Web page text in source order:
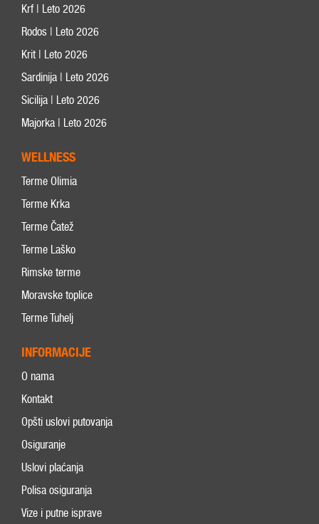
Krf | Leto 2026
Rodos | Leto 2026
Krit | Leto 2026
Sardinija | Leto 2026
Sicilija | Leto 2026
Majorka | Leto 2026
WELLNESS
Terme Olimia
Terme Krka
Terme Čatež
Terme Laško
Rimske terme
Moravske toplice
Terme Tuhelj
INFORMACIJE
O nama
Kontakt
Opšti uslovi putovanja
Osiguranje
Uslovi plaćanja
Polisa osiguranja
Vize i putne isprave